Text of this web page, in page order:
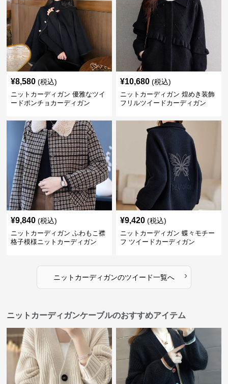
¥8,580 (税込)
ニットカーディガン 優雅なツイ
ードポンチョカーディガン
¥10,680 (税込)
ニットカーディガン 煌めき装飾
フリルツイードカーディガン
¥9,840 (税込)
ニットカーディガン ふわもこ襟
格子模様ニットカーディガン
¥9,420 (税込)
ニットカーディガン 蝶々モチー
フ ツイードカーディガン
ニットカーディガンのツイード一覧へ ›
ニットカーディガンケーブルのおすすめアイテム